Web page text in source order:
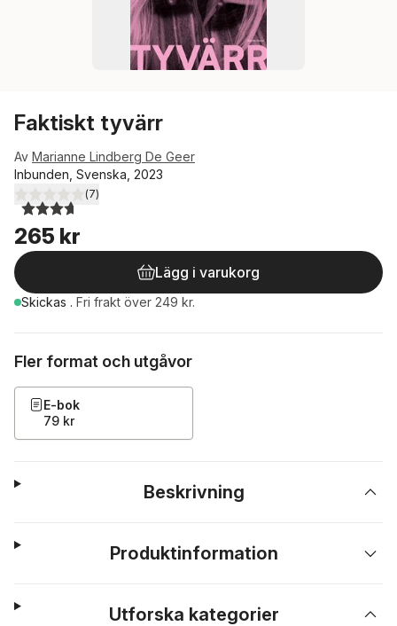
Faktiskt tyvärr
Av Marianne Lindberg De Geer
Inbunden, Svenska, 2023
3,7utav 5 stjärnor. Totalt antal röster:
(7)
265 kr
Lägg i varukorg
Skickas . Fri frakt över 249 kr.
Fler format och utgåvor
E-bok
79 kr
Beskrivning
Produktinformation
Utforska kategorier